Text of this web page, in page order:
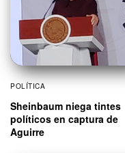
POLÍTICA
Sheinbaum niega tintes
políticos en captura de
Aguirre